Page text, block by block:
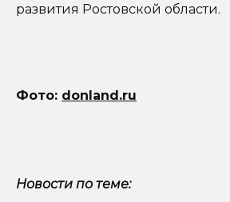
развития Ростовской области.
Фото: donland.ru
Новости по теме: